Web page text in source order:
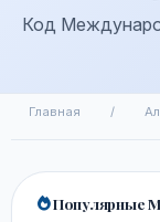
Код
Главная /
Популярные